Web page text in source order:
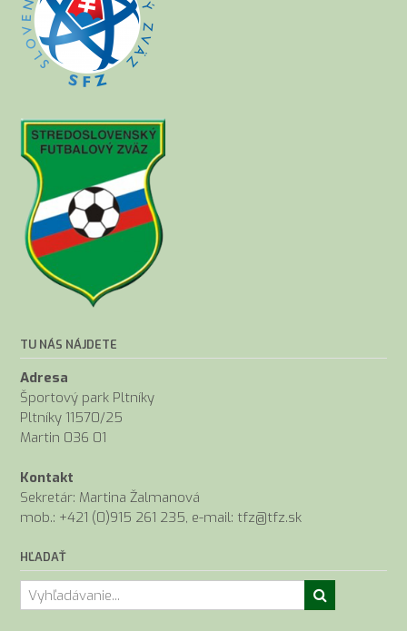
TU NÁS NÁJDETE
Adresa
Športový park Pltníky
Pltníky 11570/25
Martin 036 01
Kontakt
Sekretár: Martina Žalmanová
mob.: +421 (0)915 261 235, e-mail: tfz@tfz.sk
HĽADAŤ